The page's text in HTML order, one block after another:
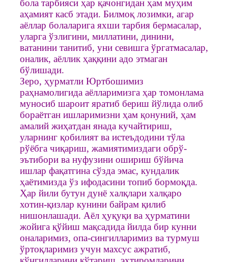
бола тарбияси ҳар қачонгидан ҳам муҳим
аҳамият касб этади. Билмоқ лозимки, агар
аёллар болаларига яхши тарбия бермасалар,
уларга ўзлигини, миллатини, динини,
ватанини танитиб, уни севишга ўргатмасалар,
оналик, аёллик ҳаққини адо этмаган
бўлишади.
Зеро, ҳурматли Юртбошимиз
раҳнамолигида аёлларимизга ҳар томонлама
муносиб шароит яратиб бериш йўлида олиб
бораётган ишларимизни ҳам қонуний, ҳам
амалий жиҳатдан янада кучайтириш,
уларнинг қобилият ва истеъдодини тўла
рўёбга чиқариш, жамиятимиздаги обрў-
эътибори ва нуфузини ошириш бўйича
ишлар фақатгина сўзда эмас, кундалик
ҳаётимизда ўз ифодасини топиб бормоқда.
Ҳар йили бутун дунё халқлари халқаро
хотин-қизлар кунини байрам қилиб
нишонлашади. Аёл ҳуқуқи ва ҳурматини
жойига қўйиш мақсадида йилда бир кунни
оналаримиз, опа-сингилларимиз ва турмуш
ўртоқларимиз учун махсус ажратиб,